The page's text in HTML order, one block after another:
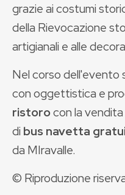
grazie ai costumi
della Rievocazione
artigianali e alle
Nel corso dell'evento
con oggettistica e
ristorocon la vendita
di bus navetta
da MIravalle.
© Riproduzione